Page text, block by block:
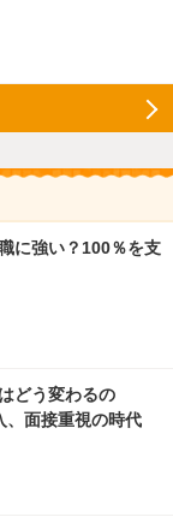
に強い？100％を支
どう変わるの
面接重視の時代